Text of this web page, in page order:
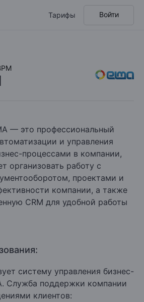
Тарифы Войти
— это профессиональный
и управления
процессами в компании,
организовать работу с
проектами и
компании, а также
CRM для удобной работы
систему управления бизнес-
Служба поддержки компании
клиентов: